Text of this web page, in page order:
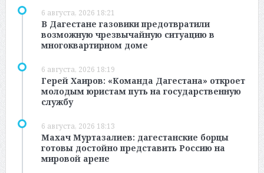
6 августа, 2026 18:21
В Дагестане газовики предотвратили
возможную чрезвычайную ситуацию в
многоквартирном доме
6 августа, 2026 18:19
Герей Хаиров: «Команда Дагестана» откроет
молодым юристам путь на государственную
службу
6 августа, 2026 18:13
Махач Муртазалиев: дагестанские борцы
готовы достойно представить Россию на
мировой арене